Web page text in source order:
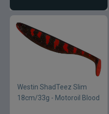
Westin ShadTeez Slim
18cm/33g - Motoroil Blood